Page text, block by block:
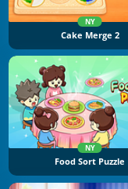
NY
Cake Merge 2
NY
Food Sort Puzzle